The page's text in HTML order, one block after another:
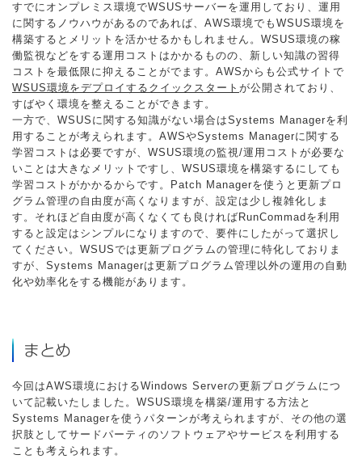
すでにオンプレミス環境でWSUSサーバーを運用しており、運用
に関するノウハウがあるのであれば、AWS環境でもWSUS環境を
構築するとメリットを活かせるかもしれません。WSUS環境の稼
働監視などをする運用コストはかかるものの、新しい知識の習得
コストを最低限に抑えることがでます。AWSからも公式サイトで
WSUS環境をデプロイするクイックスタート が公開されており、
すばやく環境を整えることができます。
一方で、WSUSに関する知識がない場合はSystems Managerを利
用することが考えられます。AWSやSystems Managerに関する
学習コストは必要ですが、WSUS環境の監視/運用コストが必要な
いことは大きなメリットですし、WSUS環境を構築するにしても
学習コストがかかるからです。Patch Managerを使うと更新プロ
グラム管理の自由度が高くなりますが、設定は少し複雑化しま
す。それほど自由度が高くなくても良ければRunCommadを利用
すると設定はシンプルになりますので、要件にしたがって選択し
てください。WSUSでは更新プログラムの管理に特化しておりま
すが、Systems Managerは更新プログラム管理以外の運用の自動
化や効率化をする機能があります。
まとめ
今回はAWS環境におけるWindows Serverの更新プログラムにつ
いて記載いたしました。WSUS環境を構築/運用する方法と
Systems Managerを使うパターンが考えられますが、その他の選
択肢としてサードパーティのソフトウェアやサービスを利用する
ことも考えられます。